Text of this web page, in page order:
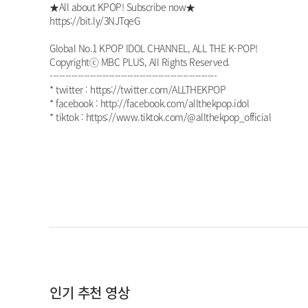
★All about KPOP! Subscribe now★
https://bit.ly/3NJTqeG
Global No.1 KPOP IDOL CHANNEL, ALL THE K-POP!
Copyrightⓒ MBC PLUS, All Rights Reserved.
------------------------------------------------------
* twitter : https://twitter.com/ALLTHEKPOP
* facebook : http://facebook.com/allthekpop.idol
* tiktok : https://www.tiktok.com/@allthekpop_official
인기 추천 영상